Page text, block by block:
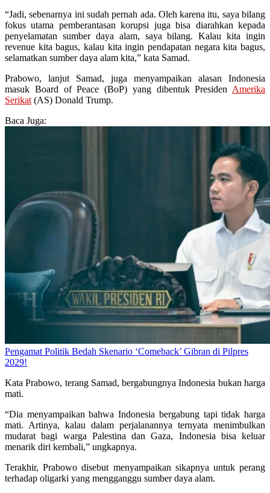
“Jadi, sebenarnya ini sudah pernah ada. Oleh karena itu, saya bilang
fokus utama pemberantasan korupsi juga bisa diarahkan kepada
penyelamatan sumber daya alam, saya bilang. Kalau kita ingin
revenue kita bagus, kalau kita ingin pendapatan negara kita bagus,
selamatkan sumber daya alam kita,” kata Samad.
Prabowo, lanjut Samad, juga menyampaikan alasan Indonesia
masuk Board of Peace (BoP) yang dibentuk Presiden Amerika
Serikat (AS) Donald Trump.
Baca Juga:
Pengamat Politik Bedah Skenario ‘Comeback’ Gibran di Pilpres
2029!
Kata Prabowo, terang Samad, bergabungnya Indonesia bukan harga
mati.
“Dia menyampaikan bahwa Indonesia bergabung tapi tidak harga
mati. Artinya, kalau dalam perjalanannya ternyata menimbulkan
mudarat bagi warga Palestina dan Gaza, Indonesia bisa keluar
menarik diri kembali,” ungkapnya.
Terakhir, Prabowo disebut menyampaikan sikapnya untuk perang
terhadap oligarki yang mengganggu sumber daya alam.